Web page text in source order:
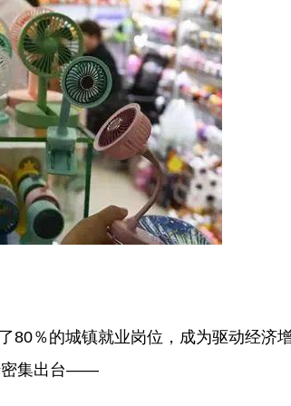
％的城镇就业岗位，成为驱动经济
密集出台——